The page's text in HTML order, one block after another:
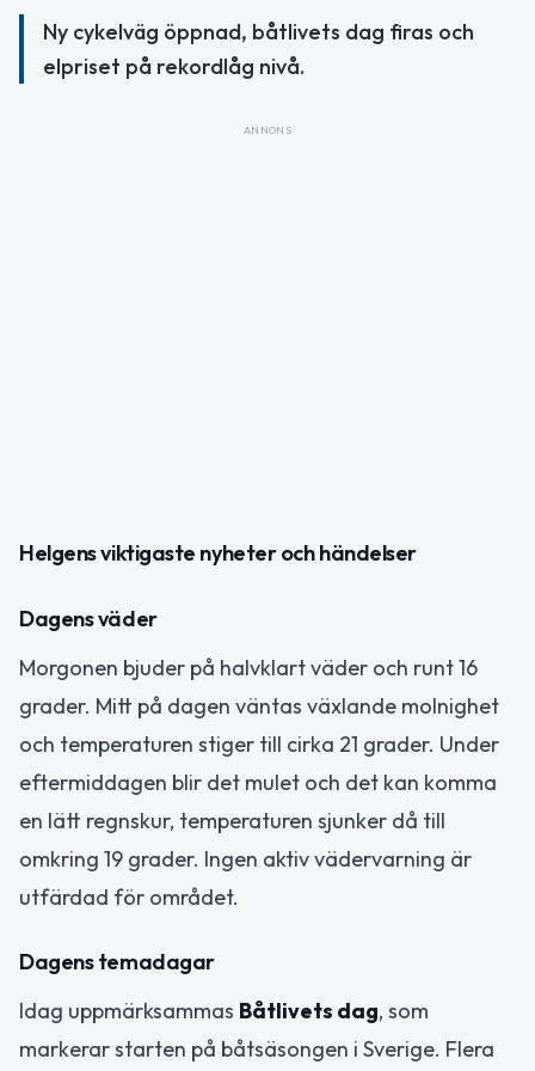
Ny cykelväg öppnad, båtlivets dag firas och
elpriset på rekordlåg nivå.
ANNONS
Helgens viktigaste nyheter och händelser
Dagens väder
Morgonen bjuder på halvklart väder och runt 16
grader. Mitt på dagen väntas växlande molnighet
och temperaturen stiger till cirka 21 grader. Under
eftermiddagen blir det mulet och det kan komma
en lätt regnskur, temperaturen sjunker då till
omkring 19 grader. Ingen aktiv vädervarning är
utfärdad för området.
Dagens temadagar
Idag uppmärksammas Båtlivets dag, som
markerar starten på båtsäsongen i Sverige. Flera